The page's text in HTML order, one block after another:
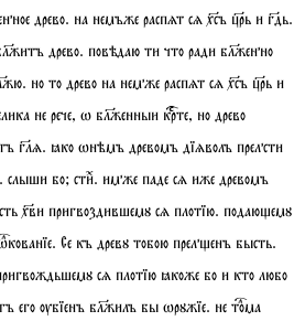
древо. на немъже распѧт сѧ хсъ црь и гдь.
древо. повѣдаю ти что ради блженно
но то древо на немже распѧт сѧ хсъ црь и
не рече, ѡ блженныи крте, но древо
глѧ. ꙗко ѡнѣмъ древомъ дїѧволъ прелсти
слыши бо;стиⷯ. имже паде сѧ иже древомъ
хви пригвоздившемꙋ сѧ плотїю. подаюемꙋ
. Се къ древꙋ тобою преленъ бысть.
сѧ плотїю ꙗкоже бо и кто любо
его ѹбїенъ блжилъ бы ѡрꙋжїе. не тома